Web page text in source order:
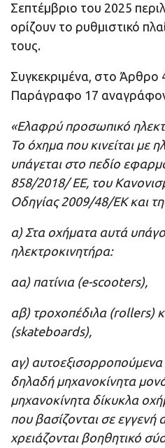
Σεπτέμβριο του 2025
ορίζουν το ρυθμιστικό
τους.
Συγκεκριμένα, στο Άρθρο
Παράγραφο 17
«Ελαφρύ προσωπικό
Το όχημα που κινείται με
υπάγεται στο πεδίο
858/2018/ ΕΕ, του
Οδηγίας 2009/48/ΕΚ και
α) Στα οχήματα αυτά
ηλεκτροκινητήρα:
αα) πατίνια (e-scooters),
αβ) τροχοπέδιλα (rollers)
(skateboards),
αγ)
δηλαδή μηχανοκίνητα
μηχανοκίνητα δίκυκλα
που βασίζονται σε εγγενή
χρειάζονται βοηθητικό